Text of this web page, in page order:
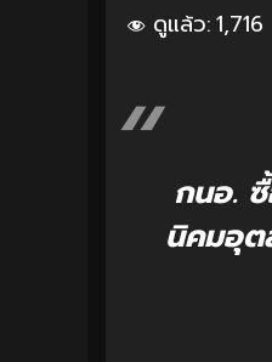
ดูแล้ว:1,716
กนอ.
นิคมอุต